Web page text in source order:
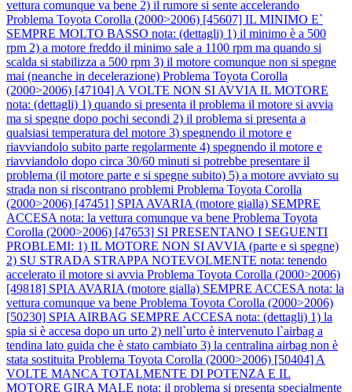
vettura comunque va bene 2) il rumore si sente accelerando
Problema Toyota Corolla (2000>2006) [45607] IL MINIMO E`
SEMPRE MOLTO BASSO nota: (dettagli) 1) il minimo è a 500
rpm 2) a motore freddo il minimo sale a 1100 rpm ma quando si
scalda si stabilizza a 500 rpm 3) il motore comunque non si spegne
mai (neanche in decelerazione) Problema Toyota Corolla
(2000>2006) [47104] A VOLTE NON SI AVVIA IL MOTORE
nota: (dettagli) 1) quando si presenta il problema il motore si avvia
ma si spegne dopo pochi secondi 2) il problema si presenta a
qualsiasi temperatura del motore 3) spegnendo il motore e
riavviandolo subito parte regolarmente 4) spegnendo il motore e
riavviandolo dopo circa 30/60 minuti si potrebbe presentare il
problema (il motore parte e si spegne subito) 5) a motore avviato su
strada non si riscontrano problemi Problema Toyota Corolla
(2000>2006) [47451] SPIA AVARIA (motore gialla) SEMPRE
ACCESA nota: la vettura comunque va bene Problema Toyota
Corolla (2000>2006) [47653] SI PRESENTANO I SEGUENTI
PROBLEMI: 1) IL MOTORE NON SI AVVIA (parte e si spegne)
2) SU STRADA STRAPPA NOTEVOLMENTE nota: tenendo
accelerato il motore si avvia Problema Toyota Corolla (2000>2006)
[49818] SPIA AVARIA (motore gialla) SEMPRE ACCESA nota: la
vettura comunque va bene Problema Toyota Corolla (2000>2006)
[50230] SPIA AIRBAG SEMPRE ACCESA nota: (dettagli) 1) la
spia si è accesa dopo un urto 2) nell`urto è intervenuto l`airbag a
tendina lato guida che è stato cambiato 3) la centralina airbag non è
stata sostituita Problema Toyota Corolla (2000>2006) [50404] A
VOLTE MANCA TOTALMENTE DI POTENZA E IL
MOTORE GIRA MALE nota: il problema si presenta specialmente